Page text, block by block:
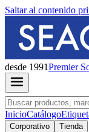
Saltar al contenido
desde 1991Premier
InicioCatálogo
Corporativo Tienda